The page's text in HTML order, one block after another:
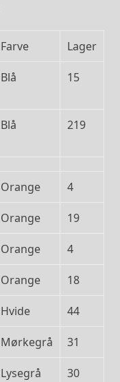
Farve Lager
Blå 15
Blå 219
Orange 4
Orange 19
Orange 4
Orange 18
Hvide 44
Mørkegrå 31
Lysegrå 30